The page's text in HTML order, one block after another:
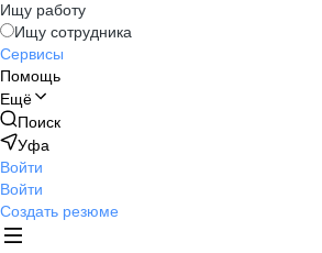
Ищу работу
Ищу сотрудника
Сервисы
Помощь
Ещё
Поиск
Уфа
Войти
Войти
Создать резюме